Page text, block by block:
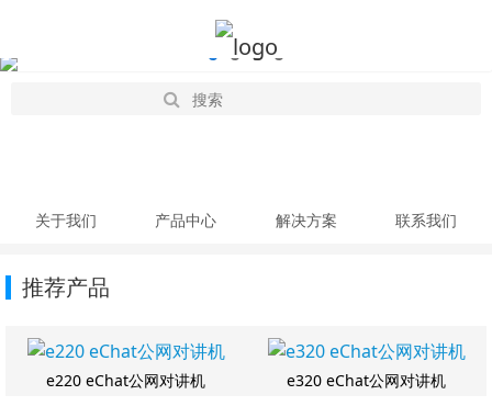
关于我们 产品中心 解决方案 联系我们
推荐产品
e220 eChat公网对讲机 e320 eChat公网对讲机